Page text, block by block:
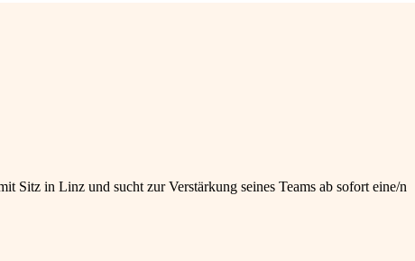
Sitz in Linz und sucht zur Verstärkung seines Teams ab sofort eine/n